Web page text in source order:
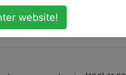
s'il s'agit d'un nouveau
website!